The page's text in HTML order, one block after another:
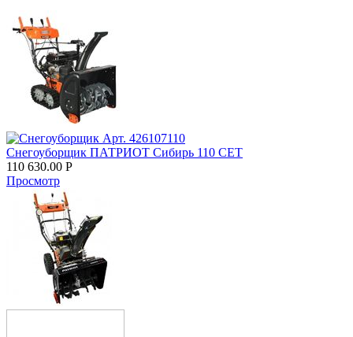
Снегоуборщик ПАТРИОТ Сибирь 110 CЕT
110 630.00 Р
Просмотр